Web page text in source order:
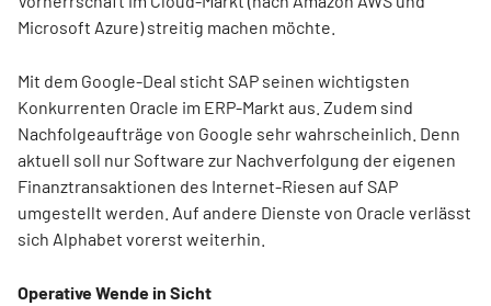
Microsoft Azure) streitig machen möchte.
Mit dem Google-Deal sticht SAP seinen wichtigsten
Konkurrenten Oracle im ERP-Markt aus. Zudem sind
Nachfolgeaufträge von Google sehr wahrscheinlich. Denn
aktuell soll nur Software zur Nachverfolgung der eigenen
Finanztransaktionen des Internet-Riesen auf SAP
umgestellt werden. Auf andere Dienste von Oracle verlässt
sich Alphabet vorerst weiterhin.
Operative Wende in Sicht